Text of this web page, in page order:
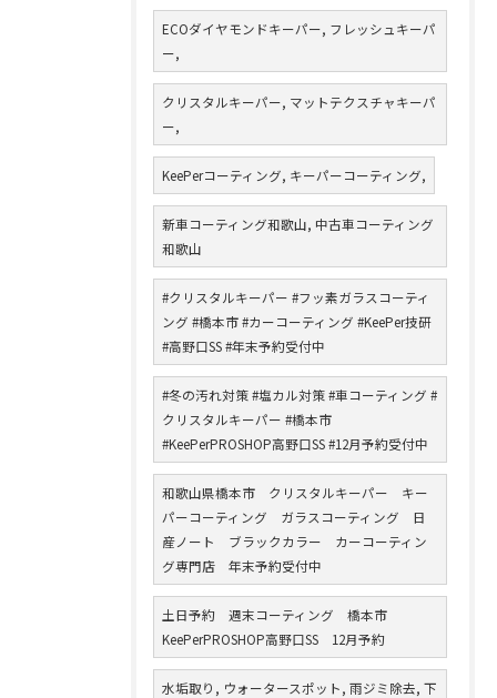
ECOダイヤモンドキーパー, フレッシュキーパ
ー,
クリスタルキーパー, マットテクスチャキーパ
ー,
KeePerコーティング, キーパーコーティング,
新車コーティング和歌山, 中古車コーティング
和歌山
#クリスタルキーパー #フッ素ガラスコーティ
ング #橋本市 #カーコーティング #KeePer技研
#高野口SS #年末予約受付中
#冬の汚れ対策 #塩カル対策 #車コーティング #
クリスタルキーパー #橋本市
#KeePerPROSHOP高野口SS #12月予約受付中
和歌山県橋本市 クリスタルキーパー キー
パーコーティング ガラスコーティング 日
産ノート ブラックカラー カーコーティン
グ専門店 年末予約受付中
土日予約 週末コーティング 橋本市
KeePerPROSHOP高野口SS 12月予約
水垢取り, ウォータースポット, 雨ジミ除去, 下